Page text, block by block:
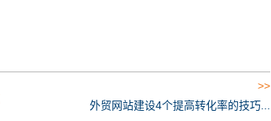
>>
外贸网站建设4个提高转化率的技巧...